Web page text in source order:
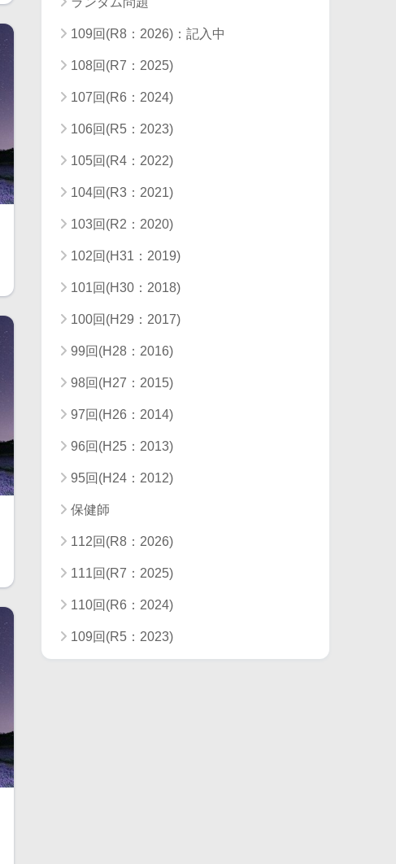
109回(R8：2026)：記入中
108回(R7：2025)
107回(R6：2024)
106回(R5：2023)
105回(R4：2022)
104回(R3：2021)
103回(R2：2020)
102回(H31：2019)
101回(H30：2018)
100回(H29：2017)
99回(H28：2016)
98回(H27：2015)
97回(H26：2014)
96回(H25：2013)
95回(H24：2012)
保健師
112回(R8：2026)
111回(R7：2025)
110回(R6：2024)
109回(R5：2023)